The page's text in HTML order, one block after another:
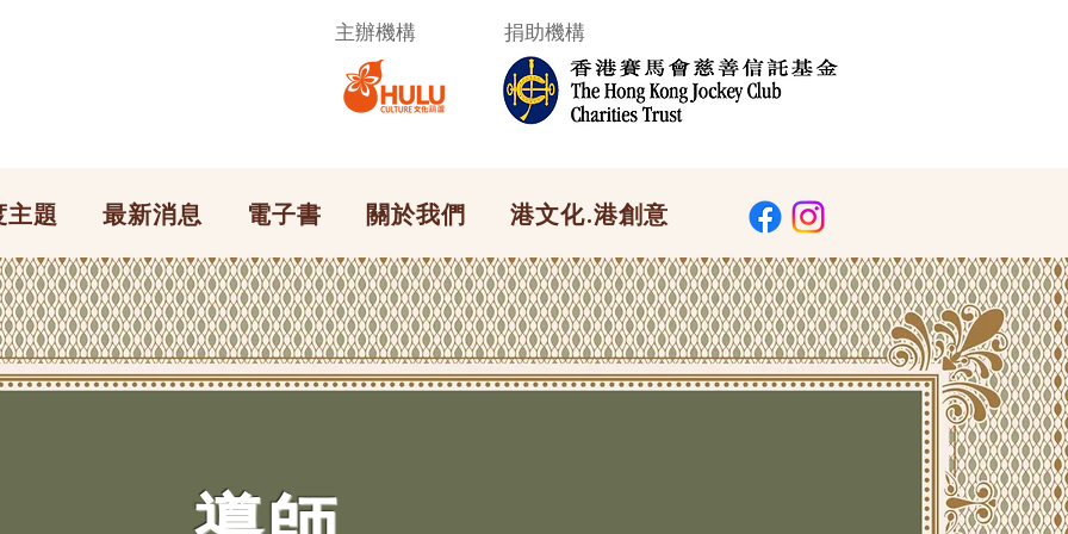
​主辦機構 捐助機構
主題 最新消息 電子書 關於我們 港文化.港創意